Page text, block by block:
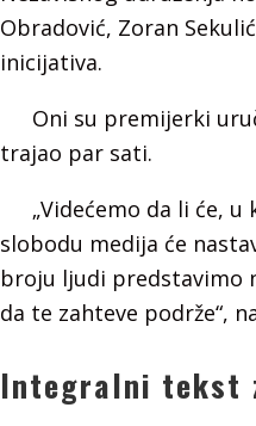
Obradović, Zoran
inicijativa.
Oni su premijerki
trajao par sati.
„Videćemo da li će,
slobodu medija će
broju ljudi predstavimo
da te zahteve podrže“,
Integralni tekst